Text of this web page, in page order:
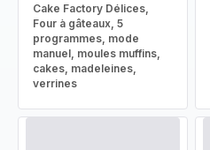
Cake Factory Délices,
Four à gâteaux, 5
programmes, mode
manuel, moules muffins,
cakes, madeleines,
verrines